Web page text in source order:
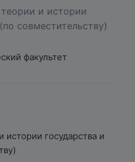
и истории
совместительству)
факультет
государства и